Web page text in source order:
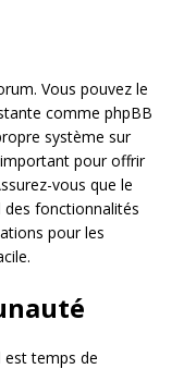
Vous pouvez le
comme phpBB
système sur
important pour offrir
vous que le
fonctionnalités
pour les
temps de